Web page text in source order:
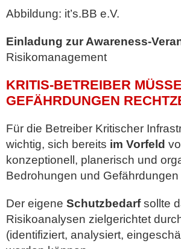
Abbildung: it’s.BB e.V.
Einladung zur Awareness-
Risikomanagement
KRITIS-BETREIBER
GEFÄHRDUNGEN
Für die Betreiber Kritischer
wichtig, sich bereits im Vorfeld
konzeptionell, planerisch und
Bedrohungen und
Der eigene Schutzbedarfsollte
Risikoanalysen zielgerichtet
(identifiziert, analysiert,